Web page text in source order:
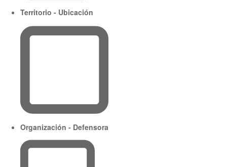
Territorio - Ubicación
Organización - Defensora